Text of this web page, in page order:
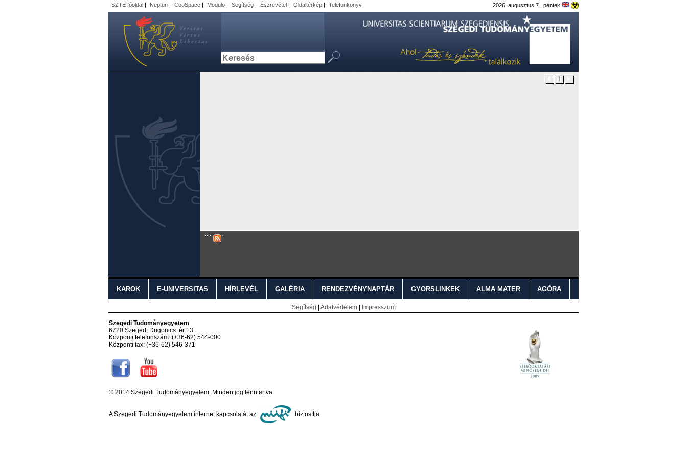
SZTE főoldal | Neptun | CooSpace | Modulo | Segítség | Észrevétel | Oldaltérkép | Telefonkönyv 2026. augusztus 7., péntek
KAROK E-UNIVERSITAS HÍRLEVÉL GALÉRIA RENDEZVÉNYNAPTÁR GYORSLINKEK ALMA MATER AGÓRA
Segítség Adatvédelem| Impresszum
Szegedi Tudományegyetem
6720 Szeged, Dugonics tér 13.
Központi telefonszám: (+36-62) 544-000
Központi fax: (+36-62) 546-371
© 2014 Szegedi Tudományegyetem. Minden jog fenntartva.
A Szegedi Tudományegyetem internet kapcsolatát az biztosítja